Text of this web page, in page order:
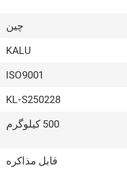
چین
KALU
ISO9001
KL-S250228
500 کیلوگرم
قابل مذاکره